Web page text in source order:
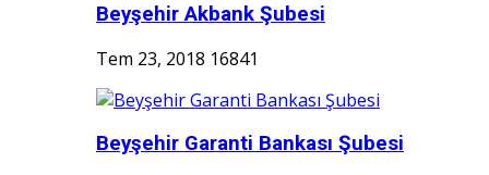
Beyşehir Akbank Şubesi
Tem 23, 2018 16841
Beyşehir Garanti Bankası Şubesi